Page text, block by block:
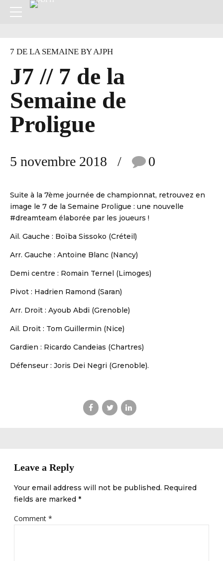
7 DE LA SEMAINE BY AJPH
J7 // 7 de la
Semaine de
Proligue
5 novembre 2018 0
Suite à la 7ème journée de championnat, retrouvez en
image le 7 de la Semaine Proligue : une nouvelle
#dreamteam élaborée par les joueurs !
Ail. Gauche : Boïba Sissoko (Créteil)
Arr. Gauche : Antoine Blanc (Nancy)
Demi centre : Romain Ternel (Limoges)
Pivot : Hadrien Ramond (Saran)
Arr. Droit : Ayoub Abdi (Grenoble)
Ail. Droit : Tom Guillermin (Nice)
Gardien : Ricardo Candeias (Chartres)
Défenseur : Joris Dei Negri (Grenoble).
Leave a Reply
Your email address will not be published. Required
fields are marked *
Comment *